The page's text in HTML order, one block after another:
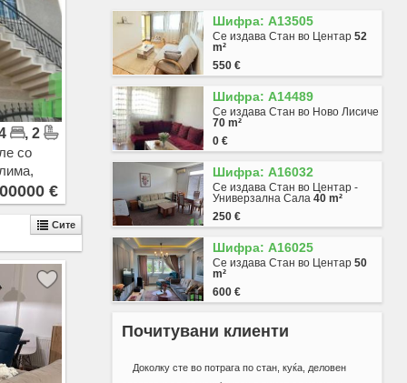
, 2
со
EUR
€
Сите
Хром
Автокоманда
Железара
Ќерамидница
Ченто
Маџари - Триангла
Маџари
Хиподром
Сингелиќ
Волково
Битпазар
Чаир
Скопје Север
Бутел 1
Бутел 2
Радишани
Топанско Поле
Лисиче
Шифра: A13505
Се издава Стан во Центар52
m²
550 €
Шифра: A14489
Се издава Стан во Ново Лисиче
70 m²
0 €
Шифра: A16032
Се издава Стан во Центар -
Универзална Сала40 m²
250 €
Шифра: A16025
Се издава Стан во Центар50
m²
600 €
Почитувани клиенти
Доколку сте во потрага по стан, куќа, деловен